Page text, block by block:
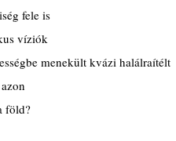
fele is
víziók
menekült kvázi halálraítélt
föld?